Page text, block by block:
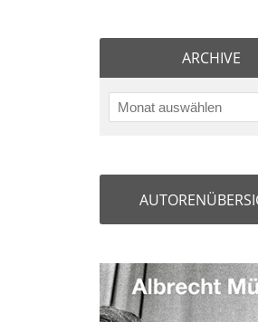
ARCHIVE
Monat auswählen